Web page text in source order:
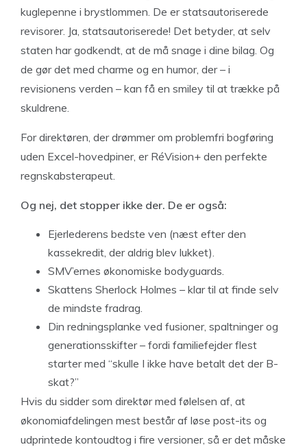
kuglepenne i brystlommen. De er statsautoriserede
revisorer. Ja, statsautoriserede! Det betyder, at selv
staten har godkendt, at de må snage i dine bilag. Og
de gør det med charme og en humor, der – i
revisionens verden – kan få en smiley til at trække på
skuldrene.
For direktøren, der drømmer om problemfri bogføring
uden Excel-hovedpiner, er RéVision+ den perfekte
regnskabsterapeut.
Og nej, det stopper ikke der. De er også:
Ejerlederens bedste ven (næst efter den
kassekredit, der aldrig blev lukket).
SMV’ernes økonomiske bodyguards.
Skattens Sherlock Holmes – klar til at finde selv
de mindste fradrag.
Din redningsplanke ved fusioner, spaltninger og
generationsskifter – fordi familiefejder flest
starter med “skulle I ikke have betalt det der B-
skat?”
Hvis du sidder som direktør med følelsen af, at
økonomiafdelingen mest består af løse post-its og
udprintede kontoudtog i fire versioner, så er det måske